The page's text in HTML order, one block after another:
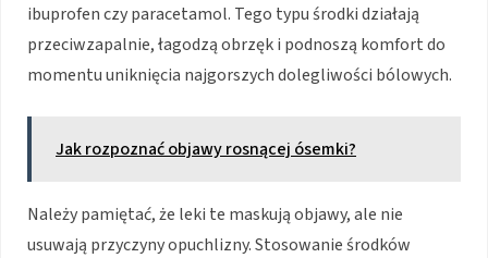
ibuprofen czy paracetamol. Tego typu środki działają
przeciwzapalnie, łagodzą obrzęk i podnoszą komfort do
momentu uniknięcia najgorszych dolegliwości bólowych.
Jak rozpoznać objawy rosnącej ósemki?
Należy pamiętać, że leki te maskują objawy, ale nie
usuwają przyczyny opuchlizny. Stosowanie środków